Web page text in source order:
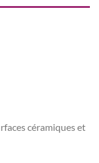
céramiques et